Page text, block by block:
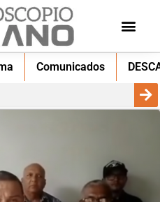
Comunicados